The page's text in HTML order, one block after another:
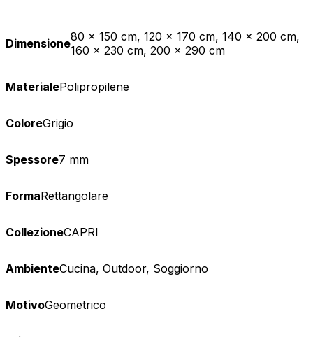
Dimensione80 x 150 cm, 120 x 170 cm, 140 x 200 cm,
160 x 230 cm, 200 x 290 cm
MaterialePolipropilene
ColoreGrigio
Spessore7 mm
FormaRettangolare
CollezioneCAPRI
AmbienteCucina, Outdoor, Soggiorno
MotivoGeometrico